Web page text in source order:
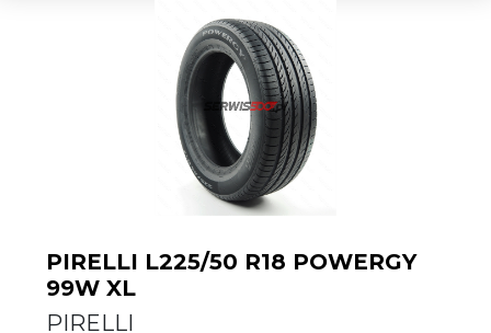
PIRELLI L225/50 R18 POWERGY
99W XL
PIRELLI